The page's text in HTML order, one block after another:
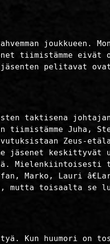
joukkueen.
tiimistämme eivät
pelitavat
taktisena
Juha,
Zeus-
keskittyvät
Mielenkiintoisesti
Marko, Lauri
mutta toisaalta se
Kun huumori on